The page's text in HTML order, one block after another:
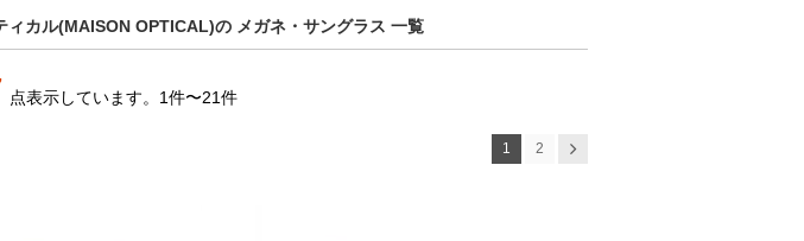
カル(MAISON OPTICAL)の メガネ・サングラス 一覧
点表示しています。 1件〜21件
1 2